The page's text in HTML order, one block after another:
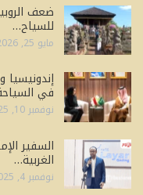
ضعف
للسياح…
مايو 25, 2026
إندونيسيا
في
نوفمبر 10, 2025
السفير
الغربية…
نوفمبر 4, 2025